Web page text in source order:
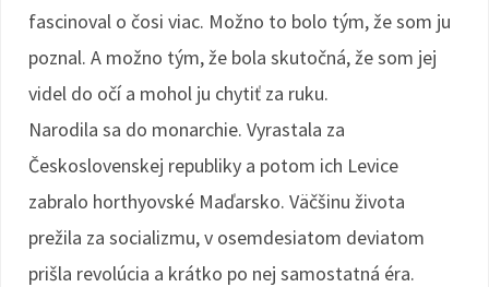
fascinoval o čosi viac. Možno to bolo tým, že som ju
poznal. A možno tým, že bola skutočná, že som jej
videl do očí a mohol ju chytiť za ruku.
Narodila sa do monarchie. Vyrastala za
Československej republiky a potom ich Levice
zabralo horthyovské Maďarsko. Väčšinu života
prežila za socializmu, v osemdesiatom deviatom
prišla revolúcia a krátko po nej samostatná éra.